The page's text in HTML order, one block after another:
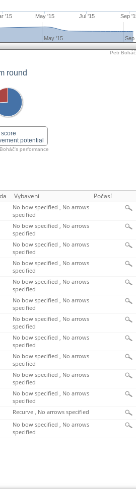
'15 May '15 Jul '15 Sep
May '15 Sep
Petr
round
potential
performance
Vybavení Počasí
No bow specified , No arrows
specified
No bow specified , No arrows
specified
No bow specified , No arrows
specified
No bow specified , No arrows
specified
No bow specified , No arrows
specified
No bow specified , No arrows
specified
No bow specified , No arrows
specified
No bow specified , No arrows
specified
No bow specified , No arrows
specified
No bow specified , No arrows
specified
No bow specified , No arrows
specified
Recurve , No arrows specified
No bow specified , No arrows
specified